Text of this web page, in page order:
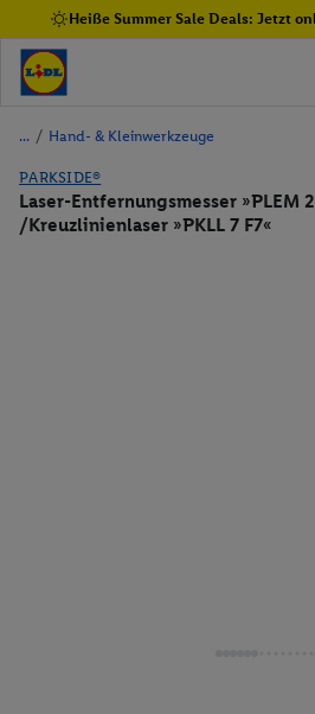
Heiße Summer Sale Deals: Jetzt
/ Hand- & Kleinwerkzeuge
PARKSIDE®
Laser-Entfernungsmesser »PLEM
/Kreuzlinienlaser »PKLL 7 F7«